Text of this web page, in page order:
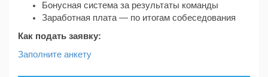
Бонусная система за результаты команды
Заработная плата — по итогам собеседования
Как подать заявку:
Заполните анкету